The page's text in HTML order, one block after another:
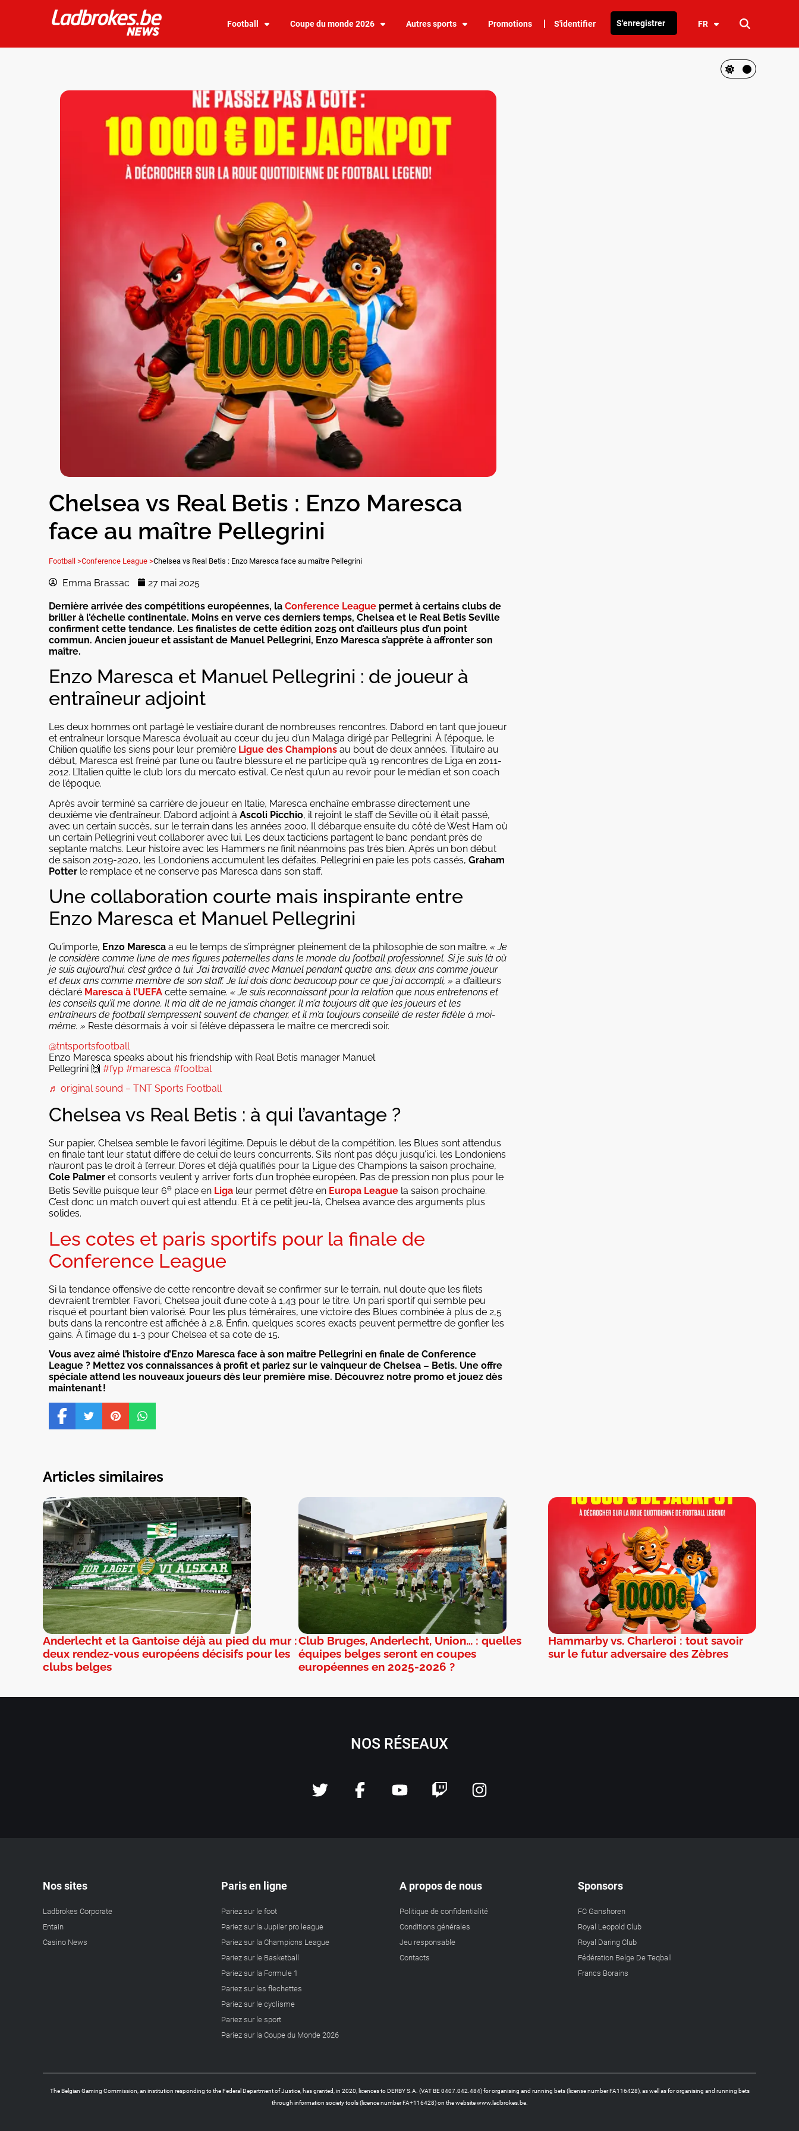
Football Coupe du monde 2026 Autres sports Promotions S'identifier S'enregistrer FR
Chelsea vs Real Betis : Enzo Maresca
face au maître Pellegrini
Football >Conference League >Chelsea vs Real Betis : Enzo Maresca face au maître Pellegrini
Emma Brassac 27 mai 2025
Dernière arrivée des compétitions européennes, la Conference League permet à certains clubs de
briller à l’échelle continentale. Moins en verve ces derniers temps, Chelsea et le Real Betis Seville
confirment cette tendance. Les finalistes de cette édition 2025 ont d’ailleurs plus d’un point
commun. Ancien joueur et assistant de Manuel Pellegrini, Enzo Maresca s’apprête à affronter son
maître.
Enzo Maresca et Manuel Pellegrini : de joueur à
entraîneur adjoint
Les deux hommes ont partagé le vestiaire durant de nombreuses rencontres. D’abord en tant que joueur
et entraîneur lorsque Maresca évoluait au cœur du jeu d’un Malaga dirigé par Pellegrini. À l’époque, le
Chilien qualifie les siens pour leur première Ligue des Champions au bout de deux années. Titulaire au
début, Maresca est freiné par l’une ou l’autre blessure et ne participe qu’à 19 rencontres de Liga en 2011-
2012. L’Italien quitte le club lors du mercato estival. Ce n’est qu’un au revoir pour le médian et son coach
de l’époque.
Après avoir terminé sa carrière de joueur en Italie, Maresca enchaîne embrasse directement une
deuxième vie d’entraîneur. D’abord adjoint à Ascoli Picchio, il rejoint le staff de Séville où il était passé,
avec un certain succès, sur le terrain dans les années 2000. Il débarque ensuite du côté de West Ham où
un certain Pellegrini veut collaborer avec lui. Les deux tacticiens partagent le banc pendant près de
septante matchs. Leur histoire avec les Hammers ne finit néanmoins pas très bien. Après un bon début
de saison 2019-2020, les Londoniens accumulent les défaites. Pellegrini en paie les pots cassés, Graham
Potter le remplace et ne conserve pas Maresca dans son staff.
Une collaboration courte mais inspirante entre
Enzo Maresca et Manuel Pellegrini
Qu’importe, Enzo Maresca a eu le temps de s’imprégner pleinement de la philosophie de son maître. « Je
le considère comme l’une de mes figures paternelles dans le monde du football professionnel. Si je suis là où
je suis aujourd’hui, c’est grâce à lui. J’ai travaillé avec Manuel pendant quatre ans, deux ans comme joueur
et deux ans comme membre de son staff. Je lui dois donc beaucoup pour ce que j’ai accompli, » a d’ailleurs
déclaré Maresca à l’UEFA cette semaine. « Je suis reconnaissant pour la relation que nous entretenons et
les conseils qu’il me donne. Il m’a dit de ne jamais changer. Il m’a toujours dit que les joueurs et les
entraîneurs de football s’empressent souvent de changer, et il m’a toujours conseillé de rester fidèle à moi-
même. » Reste désormais à voir si l’élève dépassera le maître ce mercredi soir.
@tntsportsfootball
Enzo Maresca speaks about his friendship with Real Betis manager Manuel
Pellegrini 🙌 #fyp #maresca #footbal
♬ original sound – TNT Sports Football
Chelsea vs Real Betis : à qui l’avantage ?
Sur papier, Chelsea semble le favori légitime. Depuis le début de la compétition, les Blues sont attendus
en finale tant leur statut diffère de celui de leurs concurrents. S’ils n’ont pas déçu jusqu’ici, les Londoniens
n’auront pas le droit à l’erreur. D’ores et déjà qualifiés pour la Ligue des Champions la saison prochaine,
Cole Palmer et consorts veulent y arriver forts d’un trophée européen. Pas de pression non plus pour le
Betis Seville puisque leur 6e place en Liga leur permet d’être en Europa League la saison prochaine.
C’est donc un match ouvert qui est attendu. Et à ce petit jeu-là, Chelsea avance des arguments plus
solides.
Les cotes et paris sportifs pour la finale de
Conference League
Si la tendance offensive de cette rencontre devait se confirmer sur le terrain, nul doute que les filets
devraient trembler. Favori, Chelsea jouit d’une cote à 1,43 pour le titre. Un pari sportif qui semble peu
risqué et pourtant bien valorisé. Pour les plus téméraires, une victoire des Blues combinée à plus de 2,5
buts dans la rencontre est affichée à 2,8. Enfin, quelques scores exacts peuvent permettre de gonfler les
gains. À l’image du 1-3 pour Chelsea et sa cote de 15.
Vous avez aimé l’histoire d’Enzo Maresca face à son maître Pellegrini en finale de Conference
League ? Mettez vos connaissances à profit et pariez sur le vainqueur de Chelsea – Betis. Une offre
spéciale attend les nouveaux joueurs dès leur première mise. Découvrez notre promo et jouez dès
maintenant !
Articles similaires
Anderlecht et la Gantoise déjà au pied du mur :
deux rendez-vous européens décisifs pour les
clubs belges
Club Bruges, Anderlecht, Union… : quelles
équipes belges seront en coupes
européennes en 2025-2026 ?
Hammarby vs. Charleroi : tout savoir
sur le futur adversaire des Zèbres
NOS RÉSEAUX
Nos sites
Ladbrokes Corporate
Entain
Casino News
Paris en ligne
Pariez sur le foot
Pariez sur la Jupiler pro league
Pariez sur la Champions League
Pariez sur le Basketball
Pariez sur la Formule 1
Pariez sur les flechettes
Pariez sur le cyclisme
Pariez sur le sport
Pariez sur la Coupe du Monde 2026
A propos de nous
Politique de confidentialité
Conditions générales
Jeu responsable
Contacts
Sponsors
FC Ganshoren
Royal Leopold Club
Royal Daring Club
Fédération Belge De Teqball
Francs Borains
The Belgian Gaming Commission, an institution responding to the Federal Department of Justice, has granted, in 2020, licences to DERBY S.A. (VAT BE 0407.042.484) for organising and running bets (license number FA116428), as well as for organising and running bets
through information society tools (licence number FA+116428) on the website www.ladbrokes.be.